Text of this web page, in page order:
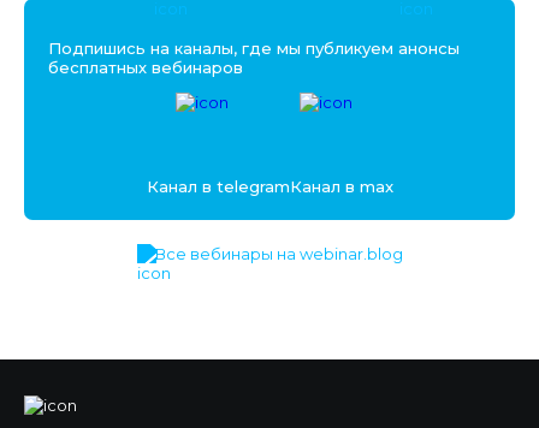
Подпишись на каналы, где мы публикуем анонсы
бесплатных вебинаров
Канал в telegramКанал в max
Все вебинары на webinar.blog